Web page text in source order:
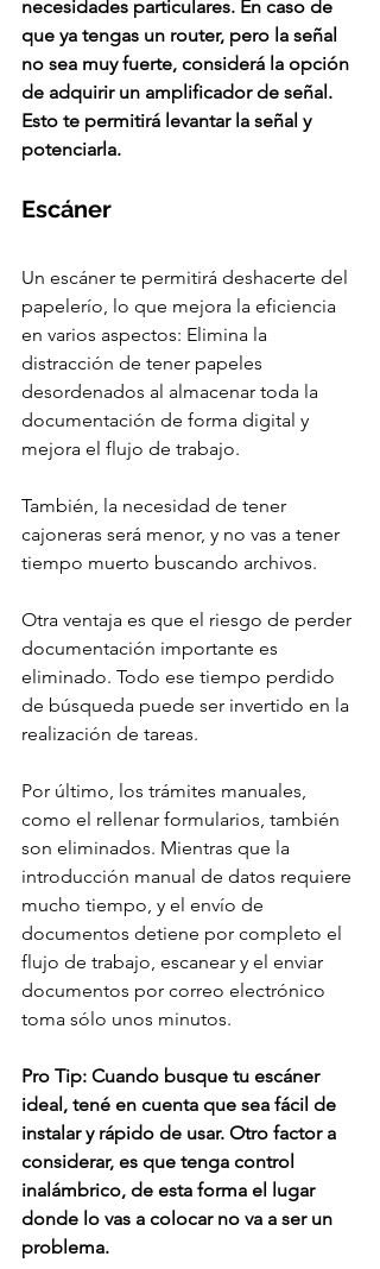
necesidades particulares. En caso de
que ya tengas un router, pero la señal
no sea muy fuerte, considerá la opción
de adquirir un amplificador de señal.
Esto te permitirá levantar la señal y
potenciarla.
Escáner
Un escáner te permitirá deshacerte del
papelerío, lo que mejora la eficiencia
en varios aspectos: Elimina la
distracción de tener papeles
desordenados al almacenar toda la
documentación de forma digital y
mejora el flujo de trabajo.
También, la necesidad de tener
cajoneras será menor, y no vas a tener
tiempo muerto buscando archivos.
Otra ventaja es que el riesgo de perder
documentación importante es
eliminado. Todo ese tiempo perdido
de búsqueda puede ser invertido en la
realización de tareas.
Por último, los trámites manuales,
como el rellenar formularios, también
son eliminados. Mientras que la
introducción manual de datos requiere
mucho tiempo, y el envío de
documentos detiene por completo el
flujo de trabajo, escanear y el enviar
documentos por correo electrónico
toma sólo unos minutos.
Pro Tip: Cuando busque tu escáner
ideal, tené en cuenta que sea fácil de
instalar y rápido de usar. Otro factor a
considerar, es que tenga control
inalámbrico, de esta forma el lugar
donde lo vas a colocar no va a ser un
problema.